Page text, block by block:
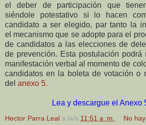
el deber de participación que
siéndole potestativo si
lo hacen
candidato a ser elegido, par tanto la
el mecanismo que se adopte para el
de candidatos a las elecciones de
de prevención. Esta postulación podrá
manifestaciónverbal al momento de
candidatos en la boleta de votación o
del anexo 5.
Lea y descargue el Anexo
Hector Parra Leal a la/s 11:51 a. m. No